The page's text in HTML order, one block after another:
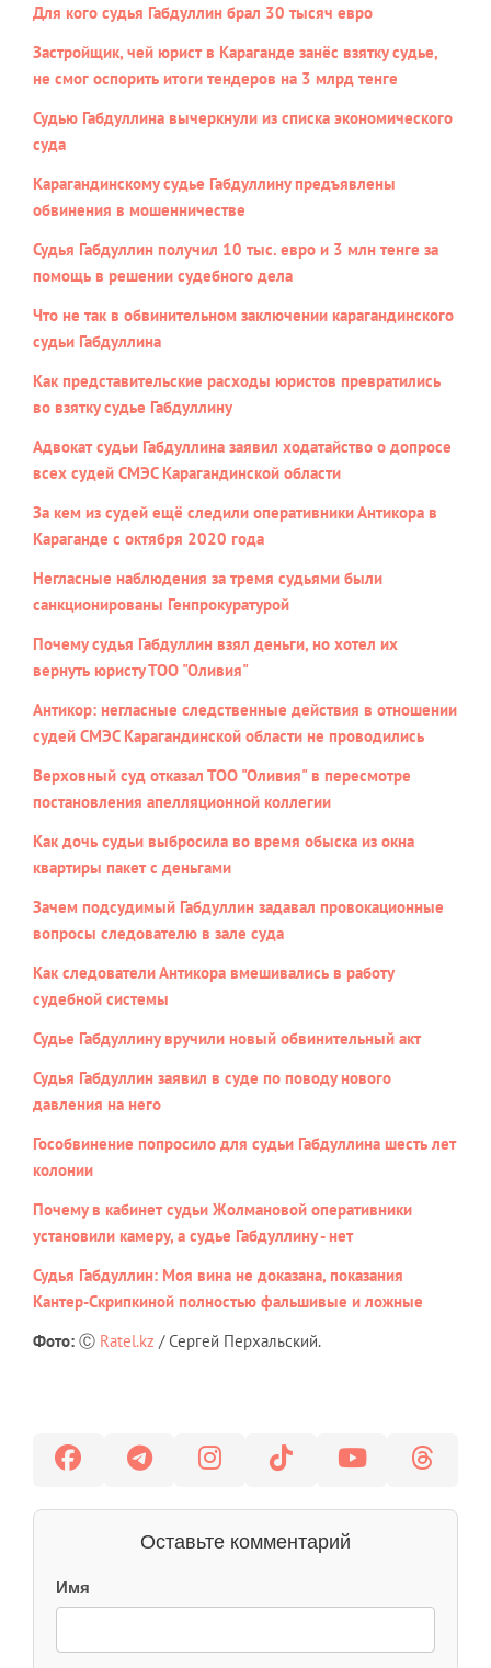
Для кого судья Габдуллин брал 30 тысяч евро
Застройщик, чей юрист в Караганде занёс взятку судье,
не смог оспорить итоги тендеров на 3 млрд тенге
Судью Габдуллина вычеркнули из списка экономического
суда
Карагандинскому судье Габдуллину предъявлены
обвинения в мошенничестве
Судья Габдуллин получил 10 тыс. евро и 3 млн тенге за
помощь в решении судебного дела
Что не так в обвинительном заключении карагандинского
судьи Габдуллина
Как представительские расходы юристов превратились
во взятку судье Габдуллину
Адвокат судьи Габдуллина заявил ходатайство о допросе
всех судей СМЭС Карагандинской области
За кем из судей ещё следили оперативники Антикора в
Караганде с октября 2020 года
Негласные наблюдения за тремя судьями были
санкционированы Генпрокуратурой
Почему судья Габдуллин взял деньги, но хотел их
вернуть юристу ТОО "Оливия"
Антикор: негласные следственные действия в отношении
судей СМЭС Карагандинской области не проводились
Верховный суд отказал ТОО "Оливия" в пересмотре
постановления апелляционной коллегии
Как дочь судьи выбросила во время обыска из окна
квартиры пакет с деньгами
Зачем подсудимый Габдуллин задавал провокационные
вопросы следователю в зале суда
Как следователи Антикора вмешивались в работу
судебной системы
Судье Габдуллину вручили новый обвинительный акт
Судья Габдуллин заявил в суде по поводу нового
давления на него
Гособвинение попросило для судьи Габдуллина шесть лет
колонии
Почему в кабинет судьи Жолмановой оперативники
установили камеру, а судье Габдуллину - нет
Судья Габдуллин: Моя вина не доказана, показания
Кантер-Скрипкиной полностью фальшивые и ложные
Фото: Ⓒ Ratel.kz / Сергей Перхальский.
Оставьте комментарий
Имя